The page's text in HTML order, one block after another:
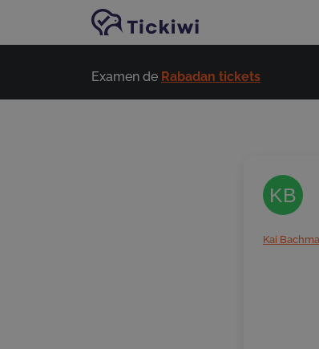
Passer au contenu principal
Examen de Rabadan tickets
KB
Kai